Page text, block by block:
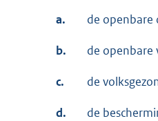
a. de openbare
b. de openbare
c. de
d. de